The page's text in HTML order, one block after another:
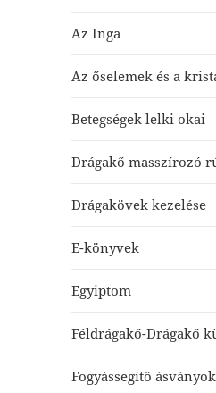
Az Inga
Az őselemek és a
Betegségek lelki okai
Drágakő masszírozó
Drágakövek kezelése
E-könyvek
Egyiptom
Féldrágakő-Drágakő
Fogyássegítő ásványok